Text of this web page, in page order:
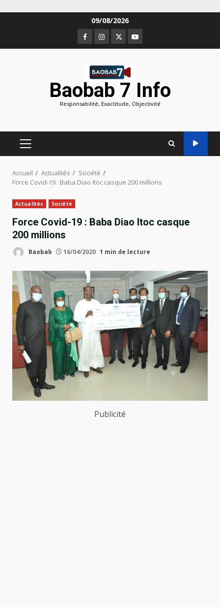
09/08/2026
Facebook
Instagram
TwitterYoutube
Baobab 7 Info
Responsabilité, Exactitude, Objectivité
MENU
PRINCIPAL
Accueil Actualités
Société
Force Covid-19 : Baba Diao Itoc casque 200 millions
Actualités Société
Force Covid-19 : Baba Diao Itoc casque
200 millions
Baobab 16/04/2020 1 min de lecture
Publicité